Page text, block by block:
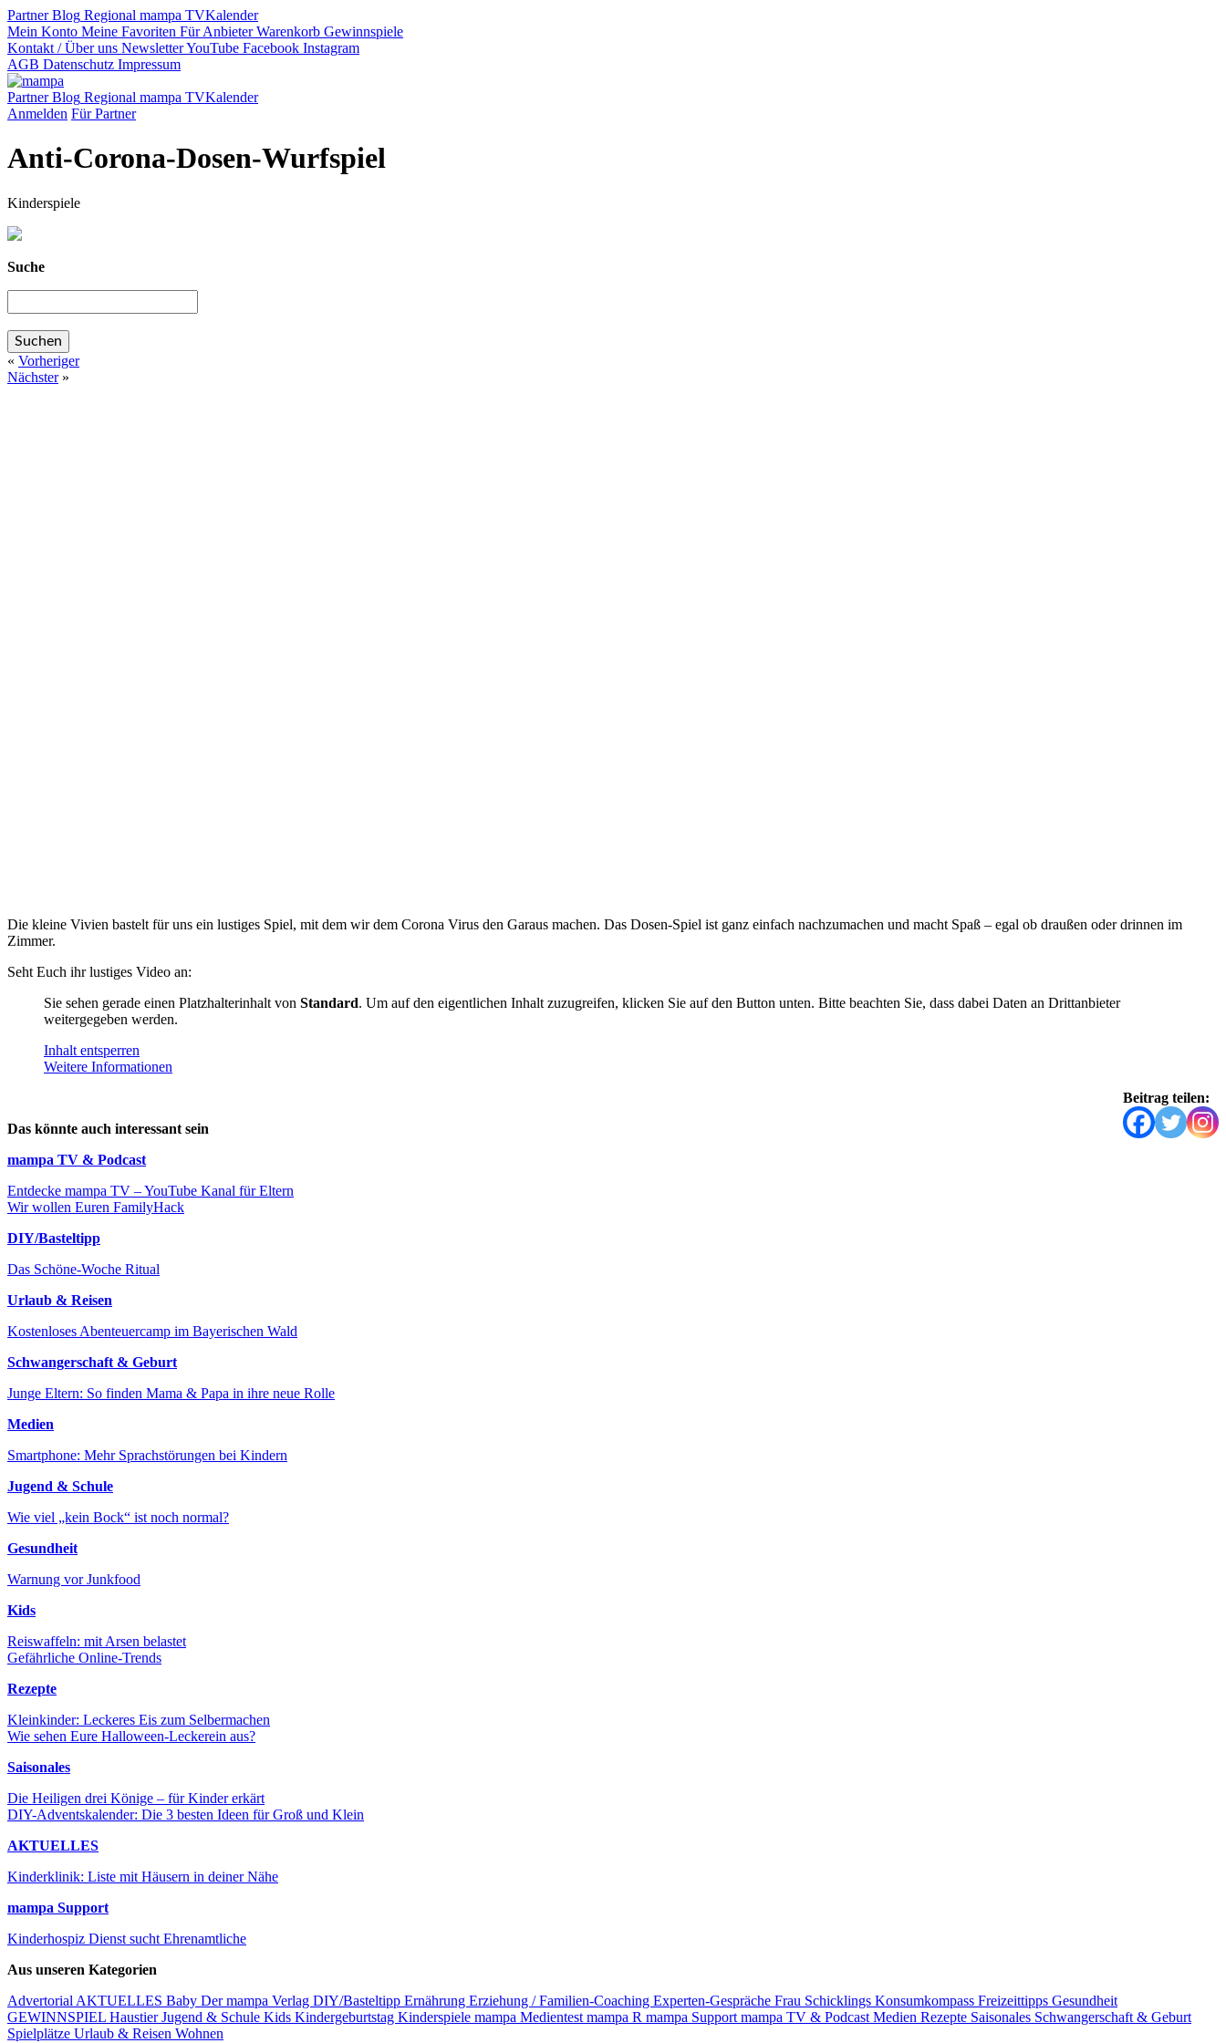
PartnerBlog Regional mampa TVKalender
Mein Konto Meine Favoriten Für AnbieterWarenkorb Gewinnspiele
Kontakt / Über uns NewsletterYouTube Facebook Instagram
AGB Datenschutz Impressum
PartnerBlog Regional mampa TVKalender
Anmelden Für Partner
Anti-Corona-Dosen-Wurfspiel
Kinderspiele
Suche
« Vorheriger
Nächster»
Die kleine Vivien bastelt für uns ein lustiges Spiel, mit dem wir dem Corona Virus den Garaus machen. Das Dosen-Spiel ist ganz einfach nachzumachen und macht Spaß – egal ob draußen oder drinnen im
Zimmer.
Seht Euch ihr lustiges Video an:
Sie sehen gerade einen Platzhalterinhalt von Standard. Um auf den eigentlichen Inhalt zuzugreifen, klicken Sie auf den Button unten. Bitte beachten Sie, dass dabei Daten an Drittanbieter
weitergegeben werden.
Inhalt entsperren
Weitere Informationen
Beitrag teilen:
Das könnte auch interessant sein
mampa TV & Podcast
Entdecke mampa TV – YouTube Kanal für Eltern
Wir wollen Euren FamilyHack
DIY/Basteltipp
Das Schöne-Woche Ritual
Urlaub & Reisen
Kostenloses Abenteuercamp im Bayerischen Wald
Schwangerschaft & Geburt
Junge Eltern: So finden Mama & Papa in ihre neue Rolle
Medien
Smartphone: Mehr Sprachstörungen bei Kindern
Jugend & Schule
Wie viel „kein Bock“ ist noch normal?
Gesundheit
Warnung vor Junkfood
Kids
Reiswaffeln: mit Arsen belastet
Gefährliche Online-Trends
Rezepte
Kleinkinder: Leckeres Eis zum Selbermachen
Wie sehen Eure Halloween-Leckerein aus?
Saisonales
Die Heiligen drei Könige – für Kinder erkärt
DIY-Adventskalender: Die 3 besten Ideen für Groß und Klein
AKTUELLES
Kinderklinik: Liste mit Häusern in deiner Nähe
mampa Support
Kinderhospiz Dienst sucht Ehrenamtliche
Aus unseren Kategorien
Advertorial AKTUELLES Baby Der mampa Verlag DIY/Basteltipp Ernährung Erziehung / Familien-Coaching Experten-Gespräche Frau Schicklings Konsumkompass Freizeittipps Gesundheit
GEWINNSPIEL HaustierJugend & Schule Kids Kindergeburtstag Kinderspiele mampa Medientest mampa R mampa Support mampa TV & Podcast Medien Rezepte Saisonales Schwangerschaft & Geburt
Spielplätze Urlaub & Reisen Wohnen